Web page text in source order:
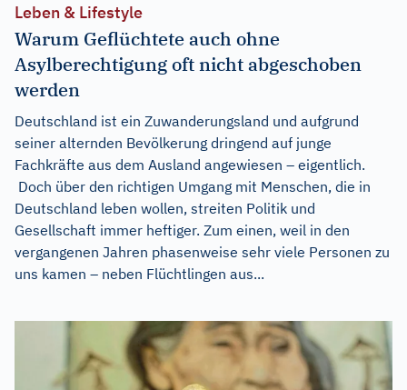
Leben & Lifestyle
Warum Geflüchtete auch ohne
Asylberechtigung oft nicht abgeschoben
werden
Deutschland ist ein Zuwanderungsland und aufgrund
seiner alternden Bevölkerung dringend auf junge
Fachkräfte aus dem Ausland angewiesen – eigentlich.
Doch über den richtigen Umgang mit Menschen, die in
Deutschland leben wollen, streiten Politik und
Gesellschaft immer heftiger. Zum einen, weil in den
vergangenen Jahren phasenweise sehr viele Personen zu
uns kamen – neben Flüchtlingen aus...